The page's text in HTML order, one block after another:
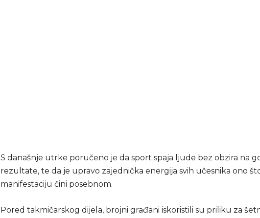
S današnje utrke poručeno je da sport spaja ljude bez obzira na
rezultate, te da je upravo zajednička energija svih učesnika ono
manifestaciju čini posebnom.
Pored takmičarskog dijela, brojni građani iskoristili su priliku za